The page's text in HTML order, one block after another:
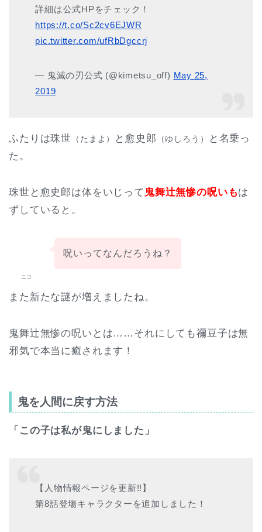
詳細は公式HPをチェック！
https://t.co/Sc2cv6EJWR
pic.twitter.com/ufRbDgccrj
— 鬼滅の刃公式 (@kimetsu_off) May 25,
2019
ふたりは珠世 （たまよ） と愈史郎 （ゆしろう）
と名乗っ
た。
珠世と愈史郎は体をいじって 鬼舞辻無惨の呪いもは
ずしていると。
ニコ
呪いってなんだろうね？
また新たな謎が増えましたね。
鬼舞辻無惨の呪いとは……それにしても禰豆子は無
邪気で本当に癒されます！
鬼を人間に戻す方法
「この子は私が鬼にしました」
【人物情報ページを更新!!】
第8話登場キャラクターを追加しました！